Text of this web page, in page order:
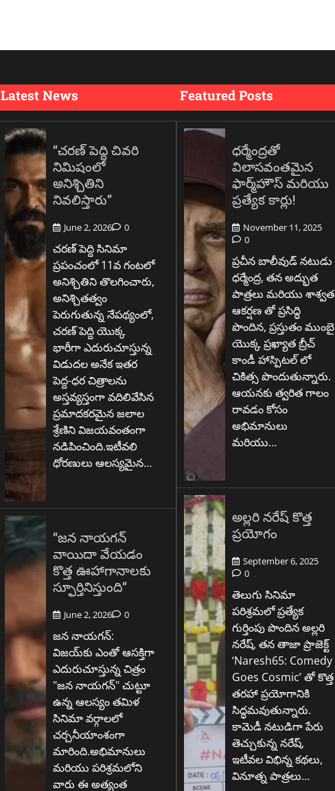
Latest News
“చరణ్ పెద్ది చివరి
నిమిషంలో
అనిశ్చితిని
నివలిస్తారు”
June 2, 2026 0
చరణ్ పెద్ది సినిమా
ప్రపంచంలో 11వ గంటలో
అనిశ్చితిని తొలగించారు,
అనిశ్చితత్వం
పెరుగుతున్న నేపథ్యంలో,
చరణ్ పెద్ది యొక్క
భారీగా ఎదురుచూస్తున్న
విడుదల అనేక ఇతర
పెద్ద-ధర చిత్రాలను
అస్తవ్యస్తంగా వదిలివేసిన
ప్రమాదకరమైన జలాల
శ్రేణిని విజయవంతంగా
నడిపించింది.ఇటీవలి
ధోరణులు ఆలస్యమైన…
“జన నాయగన్
వాయిదా వేయడం
కొత్త ఊహాగానాలకు
స్ఫూర్తినిస్తుంది”
June 2, 2026 0
జన నాయగన్:
విజయ్‌కు ఎంతో ఆసక్తిగా
ఎదురుచూస్తున్న చిత్రం
"జన నాయగన్" చుట్టూ
ఉన్న ఆలస్యం తమిళ
సినిమా వర్గాలలో
చర్చనీయాంశంగా
మారింది.అభిమానులు
మరియు పరిశ్రమలోని
వారు ఈ అత్యంత
Featured Posts
ధర్మేంద్రతో
విలాసవంతమైన
ఫార్మ్‌హౌస్ మరియు
ప్రత్యేక కార్లు!
November 11, 2025
0
ప్రచీన బాలీవుడ్ నటుడు
ధర్మేంద్ర, తన అద్భుత
పాత్రలు మరియు శాశ్వత
ఆకర్షణ తో ప్రసిద్ధి
పొందిన, ప్రస్తుతం ముంబై
యొక్క ప్రఖ్యాత బ్రీచ్
కాండీ హాస్పిటల్ లో
చికిత్స పొందుతున్నారు.
ఆయనకు త్వరిత గాలం
రావడం కోసం
అభిమానులు
మరియు…
అల్లరి నరేష్ కొత్త
ప్రయోగం
September 6, 2025
0
తెలుగు సినిమా
పరిశ్రమలో ప్రత్యేక
గుర్తింపు పొందిన అల్లరి
నరేష్, తన తాజా ప్రాజెక్ట్
‘Naresh65: Comedy
Goes Cosmic’ తో కొత్త
తరహా ప్రయోగానికి
సిద్ధమవుతున్నారు.
కామెడీ నటుడిగా పేరు
తెచ్చుకున్న నరేష్,
ఇటీవల విభిన్న కథలు,
వినూత్న పాత్రలు…